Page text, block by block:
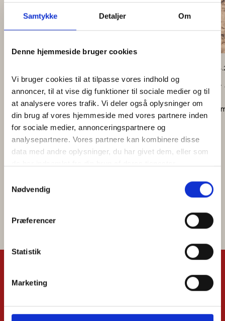
Samtykke Detaljer Om
Denne hjemmeside bruger cookies
Vi bruger cookies til at tilpasse vores indhold og
annoncer, til at vise dig funktioner til sociale medier og til
at analysere vores trafik. Vi deler også oplysninger om
din brug af vores hjemmeside med vores partnere inden
for sociale medier, annonceringspartnere og
analysepartnere. Vores partnere kan kombinere disse
data med andre oplysninger, du har givet dem, eller som
Goolges Privatlivspolitik
Nødvendig
Præferencer
Statistik
Marketing
Læs
Se alle
i Klim Sparekasse